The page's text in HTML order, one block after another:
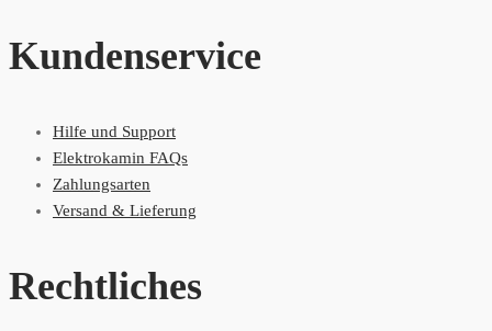
Kundenservice
Hilfe und Support
Elektrokamin FAQs
Zahlungsarten
Versand & Lieferung
Rechtliches